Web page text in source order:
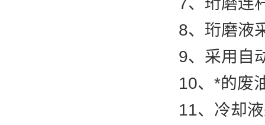
8、珩磨液
9、采用自
10、*的废
11、冷却液